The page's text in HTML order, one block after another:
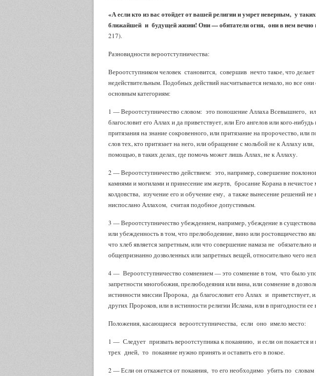
«А если кто из вас отойдет от вашей религии и умрет неверным, у
ближайшей и будущей жизни! Они — обитатели огня, они в нем вечно
217).
Разновидности вероотступничества:
Вероотступником человек становится, совершив нечто такое, что делает
недействительным. Подобных действий насчитывается немало, но все они
основным категориям:
1 — Вероотступничество словом: это поношение Аллаха Всевышнего,
благословит его Аллах и да приветствует, или Его ангелов или кого-
притязания на знание сокровенного, или притязание на пророчество, или
слов тех, кто притязает на него, или обращение с мольбой не к Аллаху
помощью, в таких делах, где помочь может лишь Аллах, не к Аллаху.
2 — Вероотступничество действием: это, например, совершение
камнями и могилами и принесение им жертв, бросание Корана в
колдовства, изучение его и обучение ему, а также вынесение решений
ниспослано Аллахом, считая подобное допустимым.
3 — Вероотступничество убеждением, например, убеждение в
или убежденность в том, что прелюбодеяние, вино или ростовщичество
что хлеб является запретным, или что совершение намаза не обязательно
общепризнанно дозволенных или запретных вещей, относительно чего
4 — Вероотступничество сомнением — это сомнение в том, что было
запретности многобожия, прелюбодеяния или вина, или сомнение в
истинности миссии Пророка, да благословит его Аллах и приветствует,
других Пророков, или в истинности религии Ислама, или в пригодности ее
Положения, касающиеся вероотступничества, если оно имело место:
1 — Следует призвать вероотступника к покаянию, и если он покается и
трех дней, то покаяние нужно принять и оставить его в покое.
2 — Если он откажется от покаяния, то его необходимо убить по